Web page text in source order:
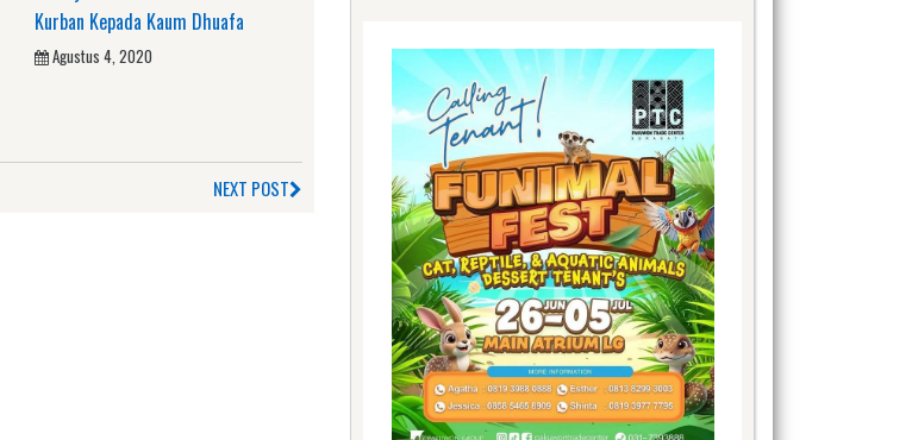
Kurban Kepada Kaum Dhuafa
Agustus 4, 2020
NEXT POST